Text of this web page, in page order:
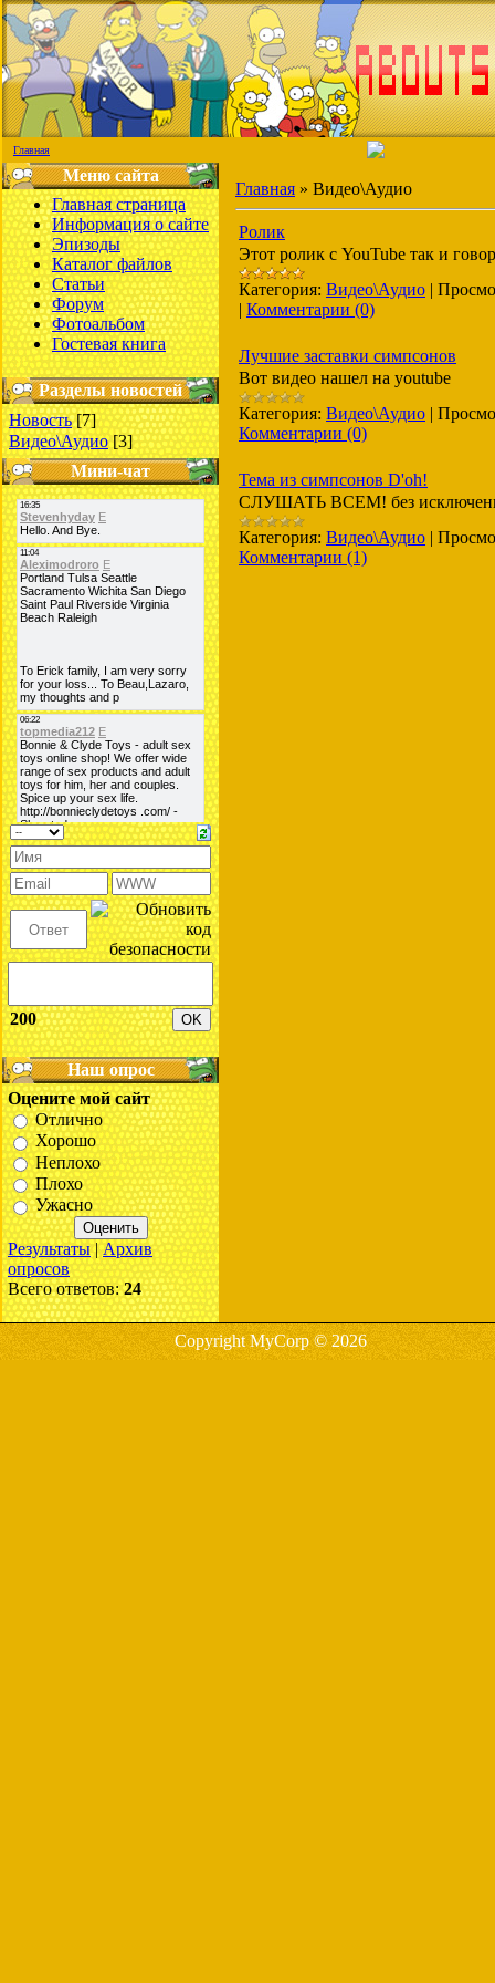
Главная
Меню сайта
Главная страница
Информация о сайте
Эпизоды
Каталог файлов
Статьи
Форум
Фотоальбом
Гостевая книга
Разделы новостей
Новость [7]
Видео\Аудио [3]
Мини-чат
200
Наш опрос
Оцените мой сайт
Отлично
Хорошо
Неплохо
Плохо
Ужасно
Результаты|Архив
опросов
Всего ответов:24
Главная » Видео\Аудио
Ролик
Этот ролик с YouTube так и
Категория: Видео\Аудио |
| Комментарии (0)
Лучшие заставки симпсонов
Вот видео нашел на youtube
Категория: Видео\Аудио |
Комментарии (0)
Тема из симпсонов D'oh!
СЛУШАТЬ ВСЕМ! без
Категория: Видео\Аудио |
Комментарии (1)
Copyright MyCorp © 2026